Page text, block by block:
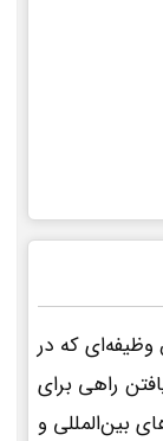
که در
راهی برای
بین‌المللی و